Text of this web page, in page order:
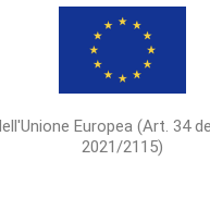
Europea (Art. 34
2021/2115)